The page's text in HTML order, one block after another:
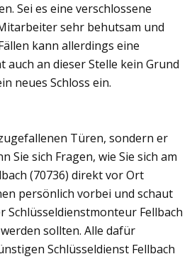
Sei es eine verschlossene
sehr behutsam und
kann allerdings eine
auch an dieser Stelle kein Grund
neues Schloss ein.
Türen, sondern er
sich Fragen, wie Sie sich am
(70736) direkt vor Ort
persönlich vorbei und schaut
Schlüsseldienstmonteur Fellbach
sollten. Alle dafür
Schlüsseldienst Fellbach